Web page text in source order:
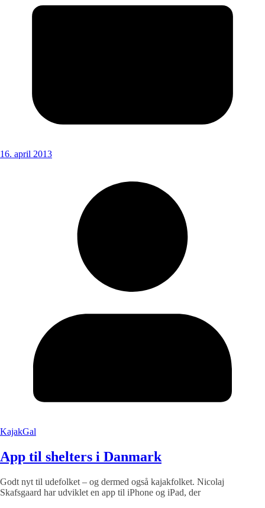
16. april 2013
KajakGal
App til shelters i Danmark
Godt nyt til udefolket – og dermed også kajakfolket. Nicolaj
Skafsgaard har udviklet en app til iPhone og iPad, der